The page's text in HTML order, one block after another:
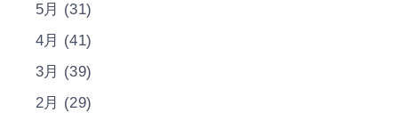
5月 (31)
4月 (41)
3月 (39)
2月 (29)